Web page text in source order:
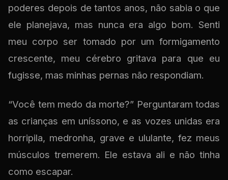
poderes depois de tantos anos, não sabia o que
ele planejava, mas nunca era algo bom. Senti
meu corpo ser tomado por um formigamento
crescente, meu cérebro gritava para que eu
fugisse, mas minhas pernas não respondiam.
“Você tem medo da morte?” Perguntaram todas
as crianças em uníssono, e as vozes unidas era
horripila, medronha, grave e ululante, fez meus
músculos tremerem. Ele estava ali e não tinha
como escapar.